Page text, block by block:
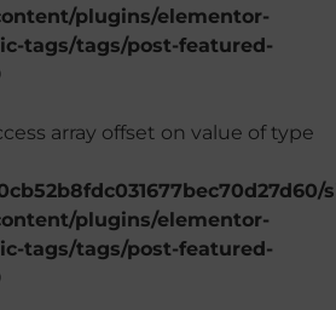
plugins/elementor-
tags/tags/post-featured-
array offset on value of type
plugins/elementor-
tags/tags/post-featured-